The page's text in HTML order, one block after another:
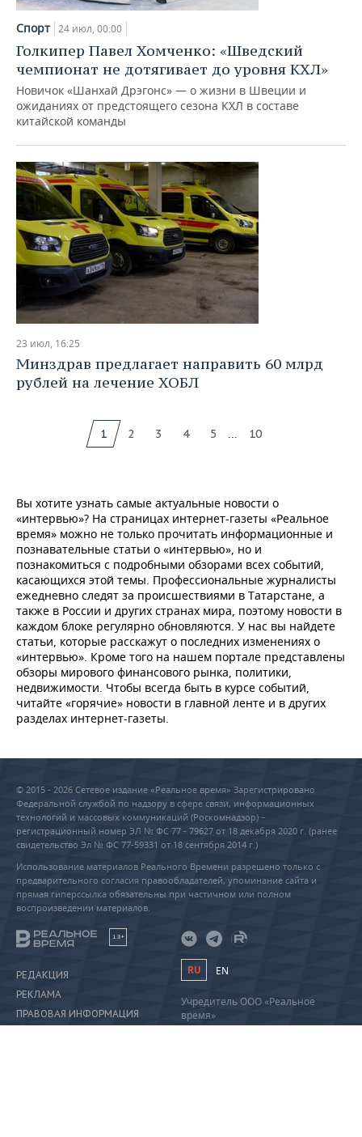
Спорт 24 июл, 00:00
Голкипер Павел Хомченко: «Шведский
чемпионат не дотягивает до уровня КХЛ»
Новичок «Шанхай Дрэгонс» — о жизни в Швеции и
ожиданиях от предстоящего сезона КХЛ в составе
китайской команды
23 июл, 16:25
Минздрав предлагает направить 60 млрд
рублей на лечение ХОБЛ
1 2 3 4 5 ... 10
Вы хотите узнать самые актуальные новости о
«интервью»? На страницах интернет-газеты «Реальное
время» можно не только прочитать информационные и
познавательные статьи о «интервью», но и
познакомиться с подробными обзорами всех событий,
касающихся этой темы. Профессиональные журналисты
ежедневно следят за происшествиями в Татарстане, а
также в России и других странах мира, поэтому новости в
каждом блоке регулярно обновляются. У нас вы найдете
статьи, которые расскажут о последних изменениях о
«интервью». Кроме того на нашем портале представлены
обзоры мирового финансового рынка, политики,
недвижимости. Чтобы всегда быть в курсе событий,
читайте «горячие» новости в главной ленте и в других
разделах интернет-газеты.
© 2015 - 2026 Сетевое издание «Реальное время» Зарегистрировано
Федеральной службой по надзору в сфере связи, информационных
технологий и массовых коммуникаций (Роскомнадзор) –
регистрационный номер ЭЛ № ФС 77 - 79627 от 18 декабря 2020 г. (ранее
свидетельство Эл № ФС 77-59331 от 18 сентября 2014 г.)
Использование материалов Реального Времени разрешено только с
предварительного согласия правообладателей, упоминание сайта и
прямая гиперссылка обязательны при частичном или полном
воспроизведении материалов.
18+
РЕДАКЦИЯ
РЕКЛАМА
ПРАВОВАЯ ИНФОРМАЦИЯ
RU EN
Учредитель ООО «Реальное
время»
Главный редактор Саушина А.А.